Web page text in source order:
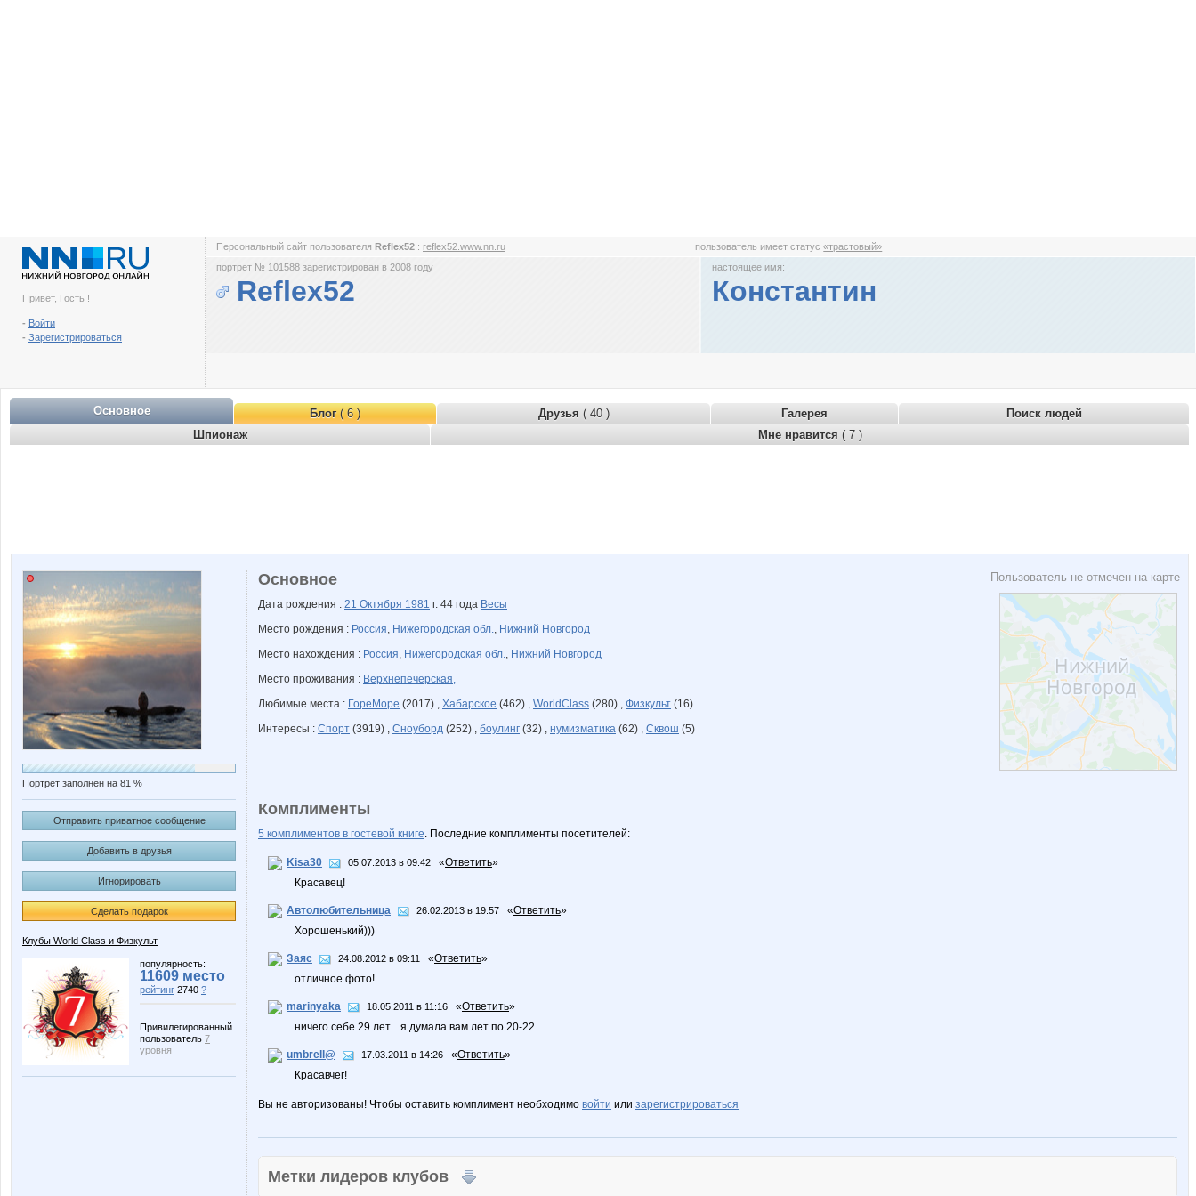
Привет, Гость !
- Войти
- Зарегистрироваться
Персональный сайт пользователя Reflex52 : reflex52.www.nn.ru пользователь имеет статус«трастовый»
портрет № 101588 зарегистрирован в 2008 году
Reflex52
настоящее имя:
Константин
Основное Блог( 6 ) Друзья ( 40 ) Галерея
Поиск людей
Шпионаж
Мне нравится ( 7 )
Портрет заполнен на 81 %
Отправить приватное сообщение
Добавить в друзья
Игнорировать
Сделать подарок
Клубы World Class и Физкульт
популярность:
11609 место
рейтинг 2740 ?
Привилегированный
пользователь 7
уровня
Пользователь не отмечен на карте
Основное
Дата рождения : 21 Октября 1981 г. 44 года Весы
Место рождения : Россия, Нижегородская обл., Нижний Новгород
Место нахождения : Россия, Нижегородская обл., Нижний Новгород
Место проживания : Верхнепечерская,
Любимые места : ГореМоре (2017) , Хабарское (462) , WorldClass (280) , Физкульт (16)
Интересы : Спорт (3919) , Сноуборд (252) , боулинг (32) , нумизматика (62) , Сквош (5)
Комплименты
5 комплиментов в гостевой книге. Последние комплименты посетителей:
Kisa30 05.07.2013 в 09:42 «Ответить»
Красавец!
Автолюбительница 26.02.2013 в 19:57 «Ответить»
Хорошенький)))
Заяс 24.08.2012 в 09:11 «Ответить»
отличное фото!
marinyaka 18.05.2011 в 11:16 «Ответить»
ничего себе 29 лет....я думала вам лет по 20-22
umbrell@ 17.03.2011 в 14:26 «Ответить»
Красавчег!
Вы не авторизованы! Чтобы оставить комплимент необходимо войти или зарегистрироваться
Метки лидеров клубов